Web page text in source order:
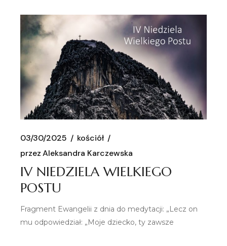
03/30/2025
kościół
przez Aleksandra Karczewska
IV NIEDZIELA WIELKIEGO
POSTU
Fragment Ewangelii z dnia do medytacji: „Lecz on
mu odpowiedział: „Moje dziecko, ty zawsze